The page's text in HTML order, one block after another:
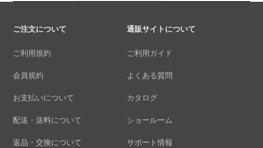
ご注文について
ご利用規約
会員規約
お支払いについて
配送・送料について
返品・交換について
通販サイトについて
ご利用ガイド
よくある質問
カタログ
ショールーム
サポート情報